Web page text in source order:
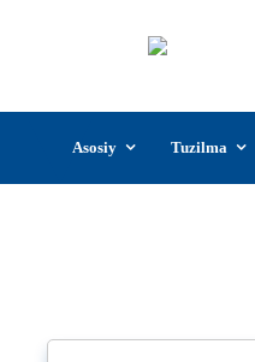
content
Asosiy Tuzilma